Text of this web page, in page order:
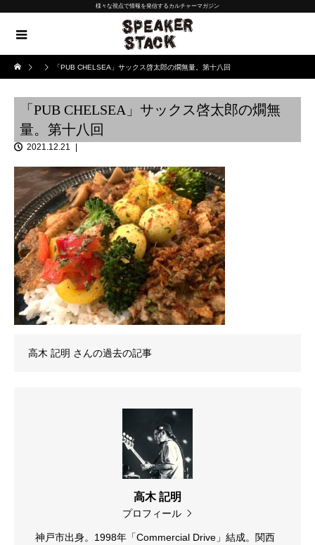
様々な視点で情報を発信するカルチャーマガジン
「PUB CHELSEA」サックス啓太郎の燗無量。第十八回
「PUB CHELSEA」サックス啓太郎の燗無
量。第十八回
2021.12.21
高木 記明 さんの過去の記事
高木 記明
プロフィール
神戸市出身。1998年「Commercial Drive」結成。関西